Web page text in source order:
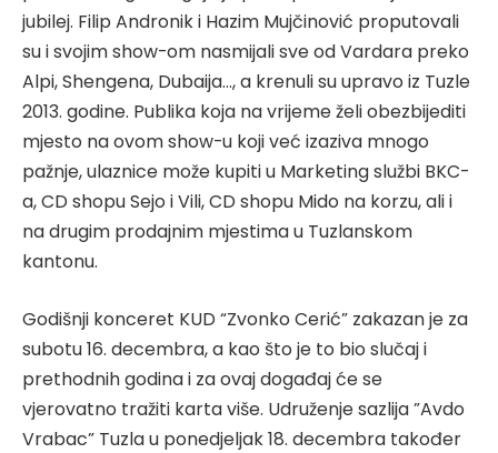
jubilej. Filip Andronik i Hazim Mujčinović proputovali
su i svojim show-om nasmijali sve od Vardara preko
Alpi, Shengena, Dubaija…, a krenuli su upravo iz Tuzle
2013. godine. Publika koja na vrijeme želi obezbijediti
mjesto na ovom show-u koji već izaziva mnogo
pažnje, ulaznice može kupiti u Marketing službi BKC-
a, CD shopu Sejo i Vili, CD shopu Mido na korzu, ali i
na drugim prodajnim mjestima u Tuzlanskom
kantonu.
Godišnji konceret KUD “Zvonko Cerić” zakazan je za
subotu 16. decembra, a kao što je to bio slučaj i
prethodnih godina i za ovaj događaj će se
vjerovatno tražiti karta više. Udruženje sazlija ”Avdo
Vrabac” Tuzla u ponedjeljak 18. decembra također